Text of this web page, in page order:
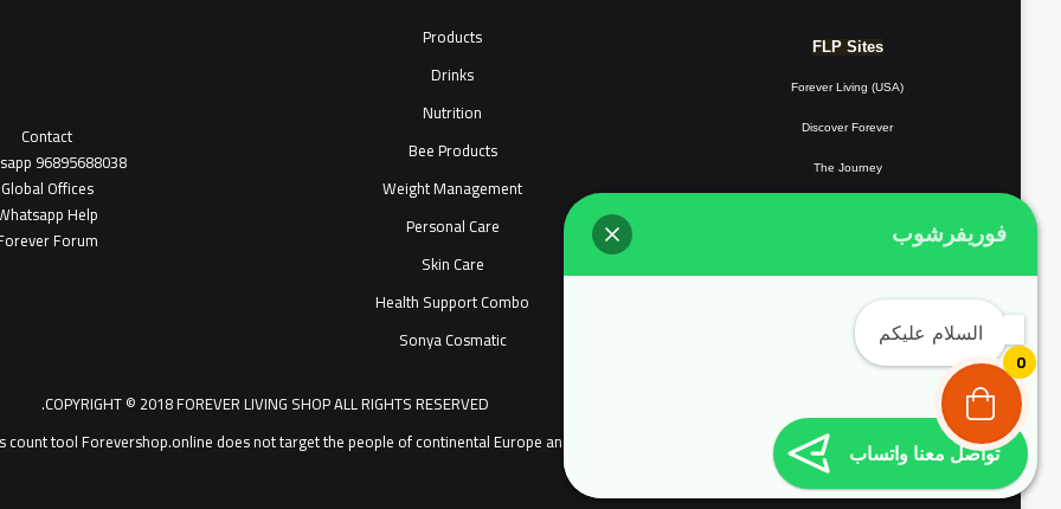
0
FLP Sites
Forever Living (USA)
Discover Forever
The Journey
Products
Drinks
Nutrition
Bee Products
Weight Management
Personal Care
Skin Care
Health Support Combo
Sonya Cosmatic
Contact
96895688038
Global Offices
hatsapp Help
Forum
COPYRIGHT © 2018 FOREVER LIVING SHOP ALL RIGHTS RESERVED.
count toolForevershop.online does not target the people of continental Europe and Complyed with EU user consent policy EU Cookie Law يمكنك التحدث مع خدمة عملاء ®Forever Living Products shop 2026
فوريفرشوب
السلام عليكم
تواصل معنا واتساب